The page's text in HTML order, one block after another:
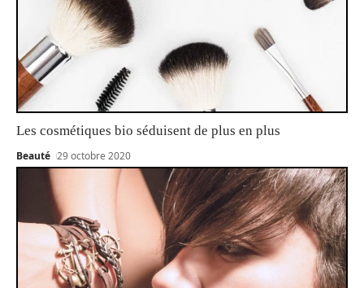
Les cosmétiques bio séduisent de plus en plus
Beauté 29 octobre 2020